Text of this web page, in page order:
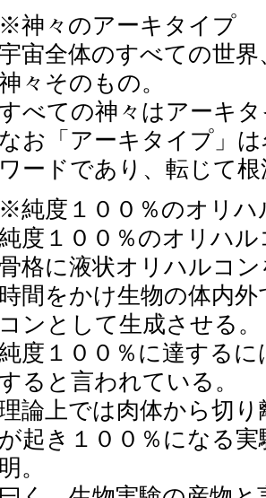
※神々のアーキタイプ
宙全体のすべての世
々そのもの。
べての神々はアーキ
なお「アーキタイプ」
ワードであり、転じて
※純度１００％のオリハ
度１００％のオリハ
骨格に液状オリハルコ
時間をかけ生物の体内
コンとして生成させる。
度１００％に達する
ると言われている。
論上では肉体から切
が起き１００％になる
明。